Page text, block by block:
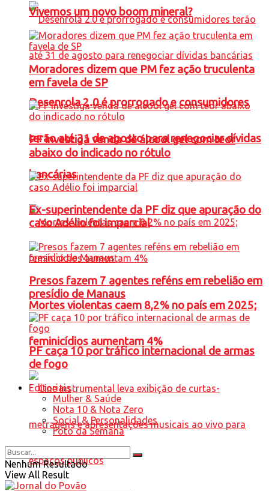
Desenrola 2.0 é prorrogado e consumidores
terão até 31 de agosto para renegociar dívidas
bancárias
Mortes violentas caem 8,2% no país em 2025;
feminicídios aumentam 4%
Vivemos um novo boom mineral?
Moradores dizem que PM fez ação truculenta
em favela de SP
PF investiga venda de álcool gel com teor
abaixo do indicado no rótulo
Ex-superintendente da PF diz que apuração do
caso Adélio foi imparcial
Presos fazem 7 agentes reféns em rebelião em
presídio de Manaus
PF caça 10 por tráfico internacional de armas
de fogo
Editoriais
Mulher & Saúde
Nota 10 & Nota Zero
Social & Personalidades
Foto da Semana
Nenhum Resultado
View All Result